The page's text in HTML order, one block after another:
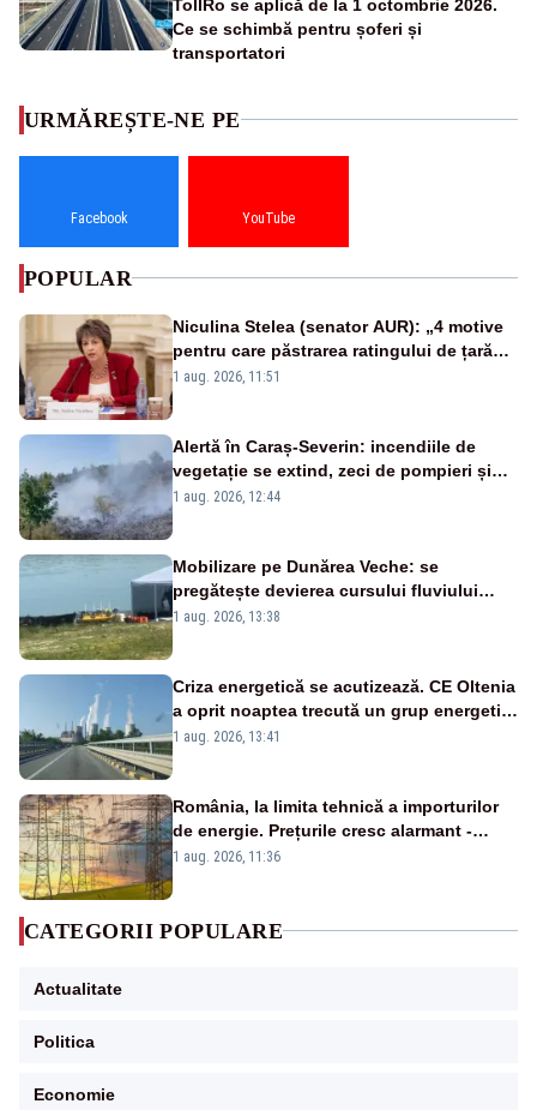
TollRo se aplică de la 1 octombrie 2026.
Ce se schimbă pentru șoferi și
transportatori
URMĂREȘTE-NE PE
Facebook YouTube
POPULAR
Niculina Stelea (senator AUR): „4 motive
pentru care păstrarea ratingului de țară
nu este o reușită pentru Guvernul
1 aug. 2026, 11:51
Alertă în Caraș-Severin: incendiile de
vegetație se extind, zeci de pompieri și
silvicultori se luptă cu flăcările - VIDEO
1 aug. 2026, 12:44
Mobilizare pe Dunărea Veche: se
pregătește devierea cursului fluviului
către Cernavodă – VIDEO
1 aug. 2026, 13:38
Criza energetică se acutizează. CE Oltenia
a oprit noaptea trecută un grup energetic
de la Rovinari
1 aug. 2026, 13:41
România, la limita tehnică a importurilor
de energie. Prețurile cresc alarmant -
Analiză Realitatea Plus
1 aug. 2026, 11:36
CATEGORII POPULARE
Actualitate
Politica
Economie